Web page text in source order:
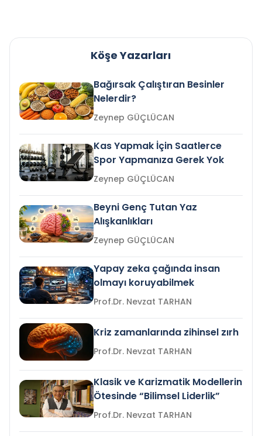
Köşe Yazarları
Bağırsak Çalıştıran Besinler
Nelerdir?
Zeynep GÜÇLÜCAN
Kas Yapmak İçin Saatlerce
Spor Yapmanıza Gerek Yok
Zeynep GÜÇLÜCAN
Beyni Genç Tutan Yaz
Alışkanlıkları
Zeynep GÜÇLÜCAN
Yapay zeka çağında insan
olmayı koruyabilmek
Prof.Dr. Nevzat TARHAN
Kriz zamanlarında zihinsel zırh
Prof.Dr. Nevzat TARHAN
Klasik ve Karizmatik Modellerin
Ötesinde “Bilimsel Liderlik”
Prof.Dr. Nevzat TARHAN